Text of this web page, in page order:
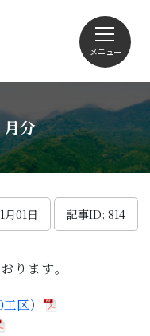
メニュー
分
月01日 記事ID: 814
ります。
区）